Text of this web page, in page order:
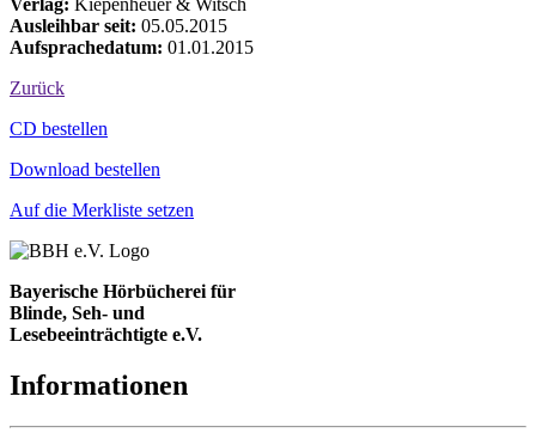
Verlag: Kiepenheuer & Witsch
Ausleihbar seit: 05.05.2015
Aufsprachedatum: 01.01.2015
Zurück
Bestell-Aktionen
CD bestellen
Download bestellen
Auf die Merkliste setzen
Bayerische Hörbücherei für
Blinde, Seh- und
Lesebeeinträchtigte e.V.
Informationen